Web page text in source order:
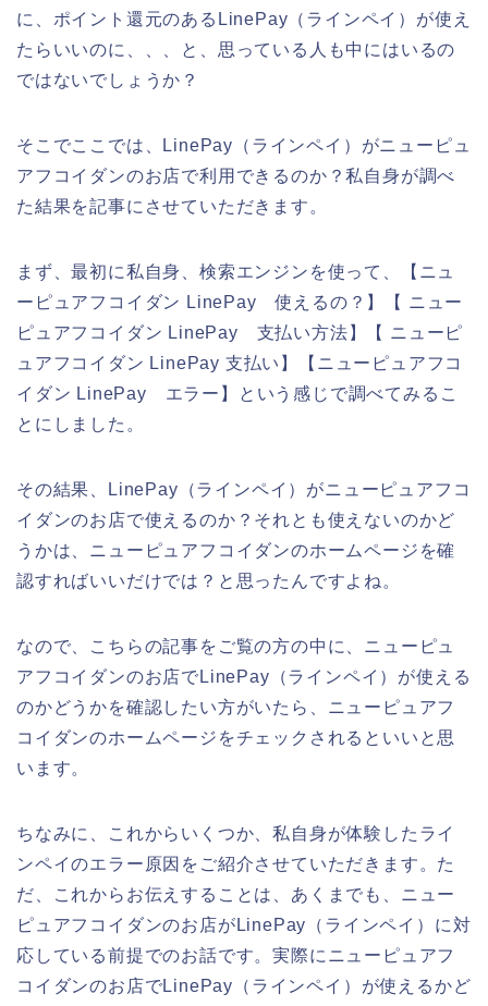
に、ポイント還元のあるLinePay（ラインペイ）が使え
たらいいのに、、、と、思っている人も中にはいるの
ではないでしょうか？
そこでここでは、LinePay（ラインペイ）がニューピュ
アフコイダンのお店で利用できるのか？私自身が調べ
た結果を記事にさせていただきます。
まず、最初に私自身、検索エンジンを使って、【ニュ
ーピュアフコイダン LinePay 使えるの？】【 ニュー
ピュアフコイダン LinePay 支払い方法】【 ニューピ
ュアフコイダン LinePay 支払い】【ニューピュアフコ
イダン LinePay エラー】という感じで調べてみるこ
とにしました。
その結果、LinePay（ラインペイ）がニューピュアフコ
イダンのお店で使えるのか？それとも使えないのかど
うかは、ニューピュアフコイダンのホームページを確
認すればいいだけでは？と思ったんですよね。
なので、こちらの記事をご覧の方の中に、ニューピュ
アフコイダンのお店でLinePay（ラインペイ）が使える
のかどうかを確認したい方がいたら、ニューピュアフ
コイダンのホームページをチェックされるといいと思
います。
ちなみに、これからいくつか、私自身が体験したライ
ンペイのエラー原因をご紹介させていただきます。た
だ、これからお伝えすることは、あくまでも、ニュー
ピュアフコイダンのお店がLinePay（ラインペイ）に対
応している前提でのお話です。実際にニューピュアフ
コイダンのお店でLinePay（ラインペイ）が使えるかど